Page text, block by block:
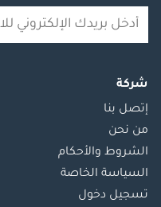
شركة
إتصل بنا
من نحن
الشروط والأحكام
السياسة الخاصة
تسجيل دخول